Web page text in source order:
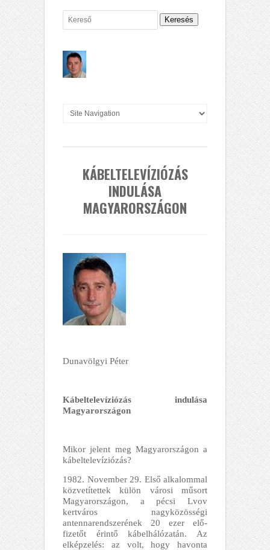
Keresés
KÁBELTELEVÍZIÓZÁS
INDULÁSA
MAGYARORSZÁGON
Dunavölgyi Péter
Kábeltelevíziózás indulása
Magyarországon
Mikor jelent meg Magyarországon a
kábeltelevíziózás?
1982. November 29. Első alkalommal
közvetítettek külön városi műsort
Magyarországon, a pécsi Lvov
kertváros nagyközösségi
antennarendszerének 20 ezer elő­
fizetőt érintő kábelhálózatán. Az
elképzelés: az volt, hogy havonta